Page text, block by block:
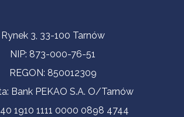
Rynek 3, 33-100 Tarnów
NIP: 873-000-76-51
REGON: 850012309
Bank PEKAO S.A. O/Tarnów
1910 1111 0000 0898 4744